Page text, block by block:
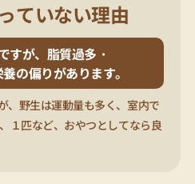
ていない理由
すが、脂質過多・
の偏りがあります。
、野生は運動量も多く、室内で
１匹など、おやつとしてなら良